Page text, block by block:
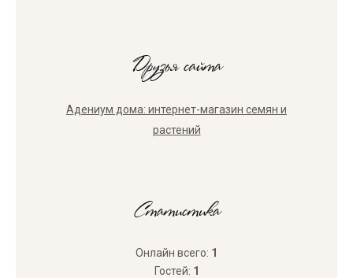
Друзья сайта
Адениум дома: интернет-магазин семян и
растений
Статистика
Онлайн всего: 1
Гостей: 1